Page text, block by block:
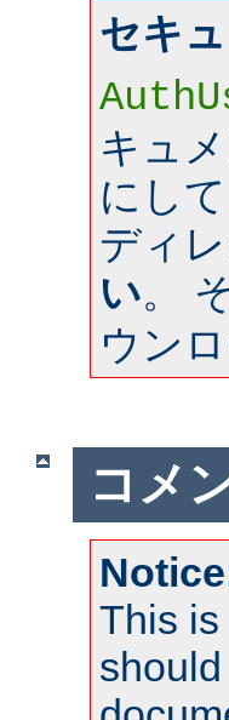
セキ
キュ
にし
ディ
い。
ウン
コメ
This is